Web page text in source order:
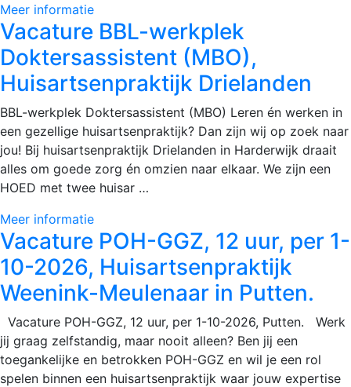
Meer informatie
Vacature BBL-werkplek
Doktersassistent (MBO),
Huisartsenpraktijk Drielanden
BBL-werkplek Doktersassistent (MBO) Leren én werken in
een gezellige huisartsenpraktijk? Dan zijn wij op zoek naar
jou! Bij huisartsenpraktijk Drielanden in Harderwijk draait
alles om goede zorg én omzien naar elkaar. We zijn een
HOED met twee huisar …
Meer informatie
Vacature POH-GGZ, 12 uur, per 1-
10-2026, Huisartsenpraktijk
Weenink-Meulenaar in Putten.
Vacature POH-GGZ, 12 uur, per 1-10-2026, Putten. Werk
jij graag zelfstandig, maar nooit alleen? Ben jij een
toegankelijke en betrokken POH-GGZ en wil je een rol
spelen binnen een huisartsenpraktijk waar jouw expertise